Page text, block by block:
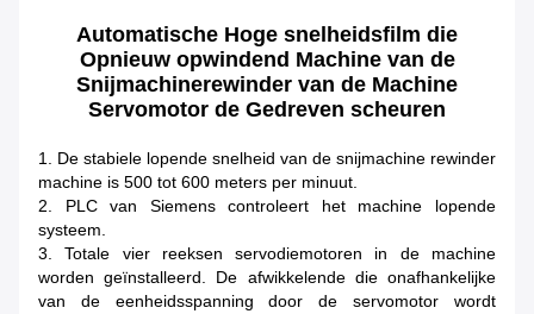
Automatische Hoge snelheidsfilm die
Opnieuw opwindend Machine van de
Snijmachinerewinder van de Machine
Servomotor de Gedreven scheuren
1. De stabiele lopende snelheid van de snijmachine rewinder
machine is 500 tot 600 meters per minuut.
2. PLC van Siemens controleert het machine lopende
systeem.
3. Totale vier reeksen servodiemotoren in de machine
worden geïnstalleerd. De afwikkelende die onafhankelijke
van de eenheidsspanning door de servomotor wordt